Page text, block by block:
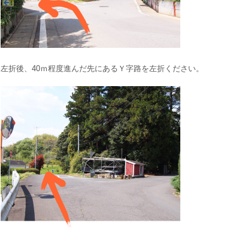
左折後、40ｍ程度進んだ先にあるＹ字路を左折ください。